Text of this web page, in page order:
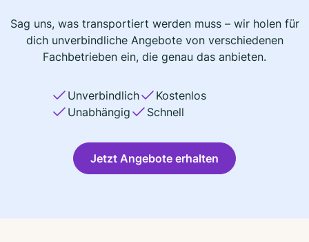
Sag uns, was transportiert werden muss – wir holen für
dich unverbindliche Angebote von verschiedenen
Fachbetrieben ein, die genau das anbieten.
Unverbindlich
Kostenlos
Unabhängig
Schnell
Jetzt Angebote erhalten